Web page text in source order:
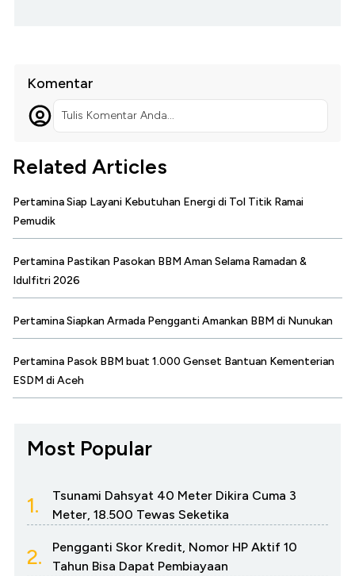
Komentar
Tulis Komentar Anda...
Related Articles
Pertamina Siap Layani Kebutuhan Energi di Tol Titik Ramai
Pemudik
Pertamina Pastikan Pasokan BBM Aman Selama Ramadan &
Idulfitri 2026
Pertamina Siapkan Armada Pengganti Amankan BBM di Nunukan
Pertamina Pasok BBM buat 1.000 Genset Bantuan Kementerian
ESDM di Aceh
Most Popular
1.
Tsunami Dahsyat 40 Meter Dikira Cuma 3
Meter, 18.500 Tewas Seketika
2.
Pengganti Skor Kredit, Nomor HP Aktif 10
Tahun Bisa Dapat Pembiayaan